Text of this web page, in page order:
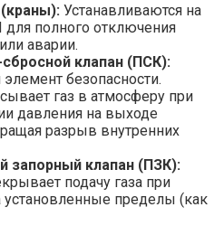
Устанавливаются на
полного отключения
аварии.
клапан (ПСК):
безопасности.
газ в атмосферу при
давления на выходе
разрыв внутренних
запорный клапан (ПЗК):
подачу газа при
пределы (как